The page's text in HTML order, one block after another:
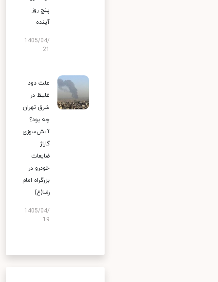
پنج روز
آینده
1405/04/
علت دود
غلیظ در
شرق تهران
چه بود؟
آتش‌سوزی
گاراژ
ضایعات
خودرو در
بزرگراه امام
رضا(ع)
1405/04/
19